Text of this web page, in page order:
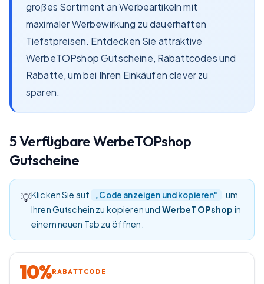
großes Sortiment an Werbeartikeln mit
maximaler Werbewirkung zu dauerhaften
Tiefstpreisen. Entdecken Sie attraktive
WerbeTOPshop Gutscheine, Rabattcodes und
Rabatte, um bei Ihren Einkäufen clever zu
sparen.
5VerfügbareWerbeTOPshop
Gutscheine
💡Klicken Sie auf „Code anzeigen und kopieren"
, um
Ihren Gutschein zu kopieren und WerbeTOPshop in
einem neuen Tab zu öffnen.
10%RABATTCODE